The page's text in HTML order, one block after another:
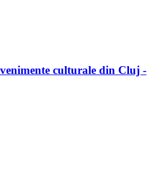
culturale din Cluj -